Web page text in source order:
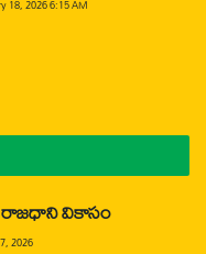
18, 2026 6:15 AM
రాజధాని వికాసం
2026